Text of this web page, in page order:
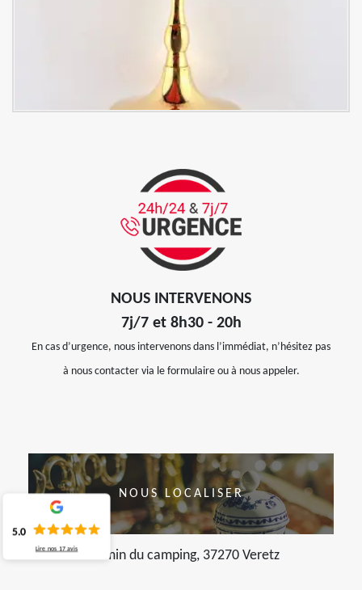
NOUS INTERVENONS
7j/7 et 8h30 - 20h
En cas d’urgence, nous intervenons dans l’immédiat, n’hésitez pas
à nous contacter via le formulaire ou à nous appeler.
NOUS LOCALISER
chemin du camping, 37270 Veretz
5.0
Lire nos 17 avis